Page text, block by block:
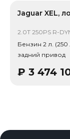
24 месяца — 1
Китая, без
Тип привода:
Jaguar XEL,
Бензин 2 л. (250
задний привод
₽ 3 474